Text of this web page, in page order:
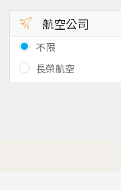
航空公司
不限
長榮航空